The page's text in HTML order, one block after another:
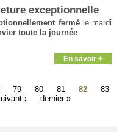
exceptionnelle
ferméle mardi
toute la journée.
En savoir +
79 80 81 82
83
› dernier »